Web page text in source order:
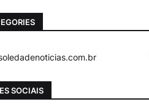
SOCIAIS